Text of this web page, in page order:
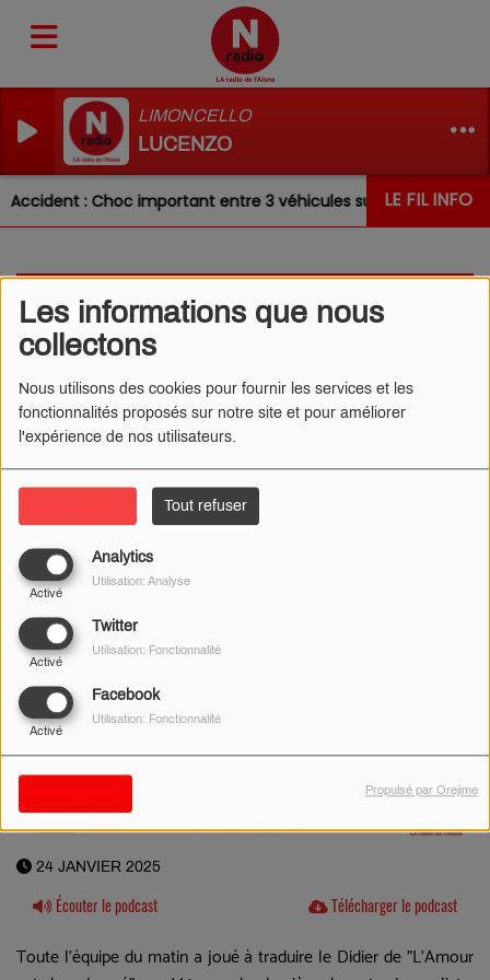
Les informations que nous
collectons
Nous utilisons des cookies pour fournir les services et les
fonctionnalités proposés sur notre site et pour améliorer
l'expérience de nos utilisateurs.
Tout refuser
Analytics
Activé
Utilisation: Analyse
Twitter
Activé
Utilisation: Fonctionnalité
Facebook
Activé
Utilisation: Fonctionnalité
Propulsé par Orejime
LIMONCELLO
LUCENZO
LE FIL INFO
Accident : Choc important entre 3 véhicules sur la RN31 ce
L'OEIL DE CÉDRIC
24/01/2025 - TRADUCTION
DIDIER
24 JANVIER 2025
Écouter le podcast Télécharger le podcast
Toute l'équipe du matin a joué à traduire le Didier de "L'Amour